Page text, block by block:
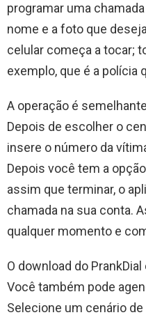
programar uma
nome e a foto que
celular começa a tocar;
exemplo, que é a polícia
A operação é
Depois de escolher o
insere o número da
Depois você tem a
assim que terminar, o
chamada na sua conta.
qualquer momento e
O download do
Você também pode
Selecione um cenário